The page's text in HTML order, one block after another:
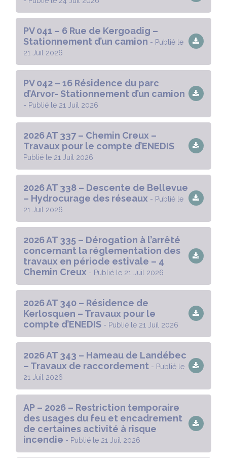
PV 041 – 6 Rue de Kergoadig –
Stationnement d’un camion - Publié le
21 Juil 2026
PV 042 – 16 Résidence du parc
d’Arvor- Stationnement d’un camion
- Publié le 21 Juil 2026
2026 AT 337 – Chemin Creux –
Travaux pour le compte d’ENEDIS -
Publié le 21 Juil 2026
2026 AT 338 – Descente de Bellevue
– Hydrocurage des réseaux - Publié le
21 Juil 2026
2026 AT 335 – Dérogation à l’arrêté
concernant la réglementation des
travaux en période estivale – 4
Chemin Creux - Publié le 21 Juil 2026
2026 AT 340 – Résidence de
Kerlosquen – Travaux pour le
compte d’ENEDIS - Publié le 21 Juil 2026
2026 AT 343 – Hameau de Landébec
– Travaux de raccordement - Publié le
21 Juil 2026
AP – 2026 – Restriction temporaire
des usages du feu et encadrement
de certaines activité à risque
incendie - Publié le 21 Juil 2026